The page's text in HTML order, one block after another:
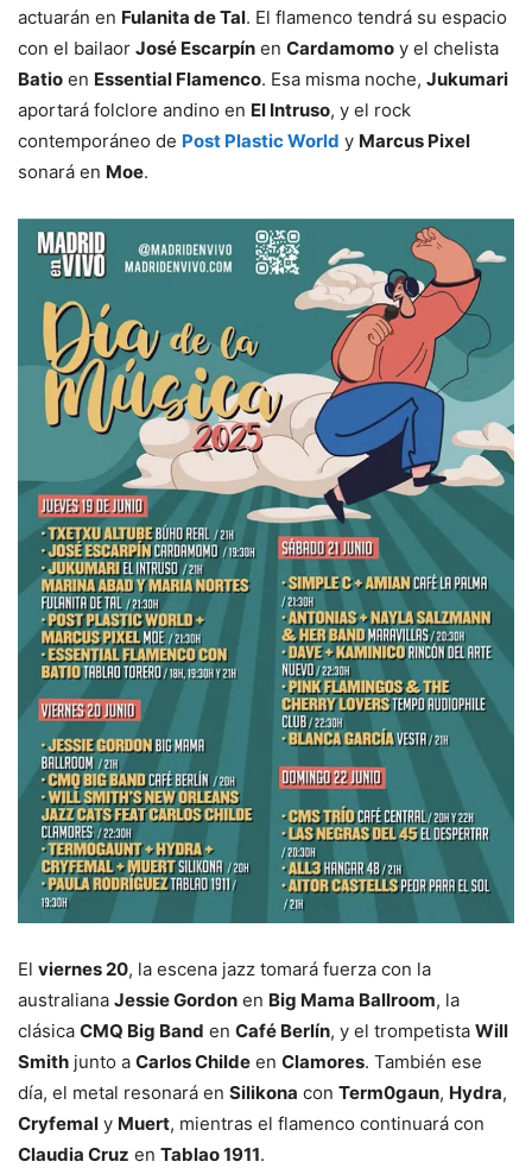
actuarán en Fulanita de Tal. El flamenco tendrá su espacio
con el bailaor José Escarpín en Cardamomo y el chelista
Batio en Essential Flamenco. Esa misma noche, Jukumari
aportará folclore andino en El Intruso, y el rock
contemporáneo de Post Plastic World y Marcus Pixel
sonará en Moe.
El viernes 20, la escena jazz tomará fuerza con la
australiana Jessie Gordon en Big Mama Ballroom, la
clásica CMQ Big Band en Café Berlín, y el trompetista Will
Smith junto a Carlos Childe en Clamores. También ese
día, el metal resonará en Silikona con Term0gaun, Hydra,
Cryfemal y Muert, mientras el flamenco continuará con
Claudia Cruz en Tablao 1911.